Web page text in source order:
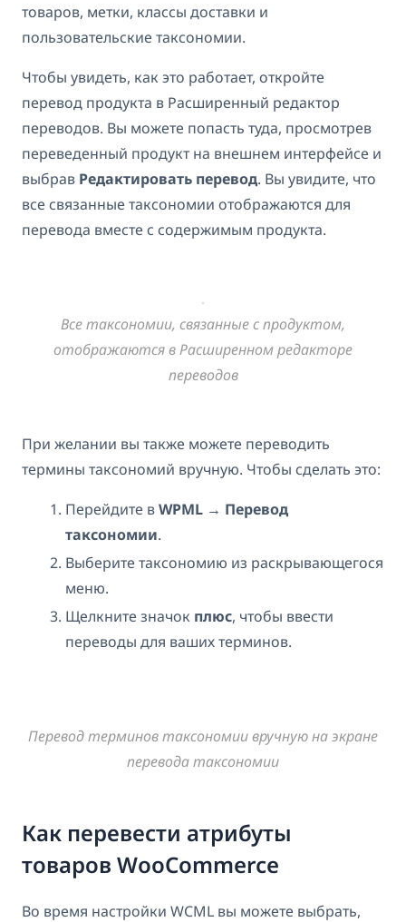
товаров, метки, классы доставки и
пользовательские таксономии.
Чтобы увидеть, как это работает, откройте
перевод продукта в Расширенный редактор
переводов. Вы можете попасть туда, просмотрев
переведенный продукт на внешнем интерфейсе и
выбрав Редактировать перевод. Вы увидите, что
все связанные таксономии отображаются для
перевода вместе с содержимым продукта.
Все таксономии, связанные с продуктом,
отображаются в Расширенном редакторе
переводов
При желании вы также можете переводить
термины таксономий вручную. Чтобы сделать это:
Перейдите вWPML → Перевод
таксономии.
Выберите таксономию из раскрывающегося
меню.
Щелкните значок плюс, чтобы ввести
переводы для ваших терминов.
Перевод терминов таксономии вручную на экране
перевода таксономии
Как перевести атрибуты
товаров WooCommerce
Во время настройки WCML вы можете выбрать,